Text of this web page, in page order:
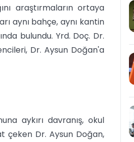
araştırmaların ortaya
aynı bahçe, aynı kantin
bulundu. Yrd. Doç. Dr.
Dr. Aysun Doğan'a
aykırı davranış, okul
çeken Dr. Aysun Doğan,